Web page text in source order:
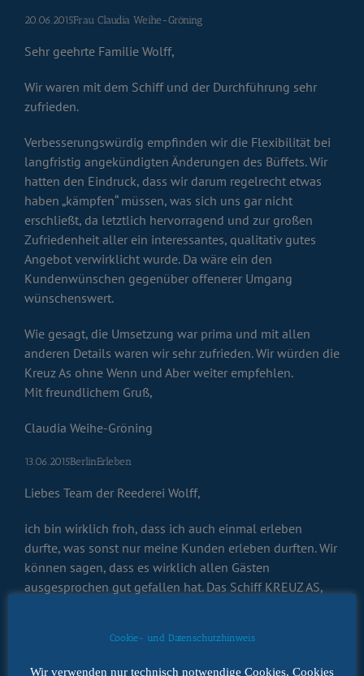
20.06.2015Frau Claudia Weihe-Gröning
Sehr geehrte Familie Wolff,
Wir waren mit dem Schiff und der Durchführung sehr
zufrieden.
Verbesserungswürdig empfinden wir die Flexibilität bei
langfristig angekündigten Änderungen des Büffets. Wir
hatten den Eindruck, dass wir darum regelrecht etwas
haben „kämpfen“ müssen, was sich uns gar nicht
erschließt, da letztlich hervorragend und zur großen
Zufriedenheit aller ein interessantes, qualitativ gutes
Angebot verwirklicht wurde. Da wäre ein den
Kundenwünschen gegenüber offenerer Umgang
wünschenswert.
Wie gesagt, die Umsetzung war prima und mit allen
anderen Details waren wir sehr zufrieden. Wir würden die
Kreuz As ohne Wenn und Aber weiter empfehlen.
Mit freundlichem Gruß,
Claudia Weihe-Gröning
13.06.2015BerlinErleben
Liebes Team der Reederei Wolff,
ich bin wirklich froh, dass ich auch einmal erleben
durfte, was sonst nur meine Kunden erleben durften. Wir
können sagen, dass es wirklich allen Gästen
ausgesprochen gut gefallen hat. Das Schiff KREUZ AS,
helfenden Hände (Kindererziehung, Trocknen der
Regentropfen aus dem Mobiliar etc…) Was für ein
Cookie- und Datenschutzhinweis
Wir verwenden nur technisch notwendige Cookies. Cookies